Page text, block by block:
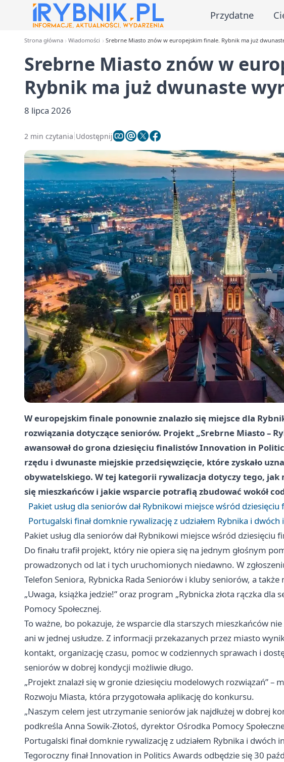
Przydatne
Strona główna Wiadomości Srebrne Miasto znów w europejskim finale. Rybnik ma już
Srebrne Miasto znów w
Rybnik ma już dwunaste
8 lipca 2026
2 min czytania Udostępnij
W europejskim finale ponownie znalazło się miejsce dla
rozwiązania dotyczące seniorów. Projekt „Srebrne Miasto –
awansował do grona dziesięciu finalistów Innovation in
rzędu i dwunaste miejskie przedsięwzięcie, które zyskało
obywatelskiego. W tej kategorii rywalizacja dotyczy tego, jak
się mieszkańców i jakie wsparcie potrafią zbudować wokół
Pakiet usług dla seniorów dał Rybnikowi miejsce wśród
Portugalski finał domknie rywalizację z udziałem Rybnika i
Pakiet usług dla seniorów dał Rybnikowi miejsce wśród dziesięciu
Do finału trafił projekt, który nie opiera się na jednym głośnym
prowadzonych od lat i tych uruchomionych niedawno. W
Telefon Seniora, Rybnicka Rada Seniorów i kluby seniorów, a
„Uwaga, książka jedzie!” oraz program „Rybnicka złota rączka dla
Pomocy Społecznej.
To ważne, bo pokazuje, że wsparcie dla starszych mieszkańców
ani w jednej usłudze. Z informacji przekazanych przez miasto
kontakt, organizację czasu, pomoc w codziennych sprawach i
seniorów w dobrej kondycji możliwie długo.
„Projekt znalazł się w gronie dziesięciu modelowych rozwiązań” –
Rozwoju Miasta, która przygotowała aplikację do konkursu.
„Naszym celem jest utrzymanie seniorów jak najdłużej w dobrej
podkreśla Anna Sowik-Złotoś, dyrektor Ośrodka Pomocy
Portugalski finał domknie rywalizację z udziałem Rybnika i dwóch
Tegoroczny finał Innovation in Politics Awards odbędzie się 30